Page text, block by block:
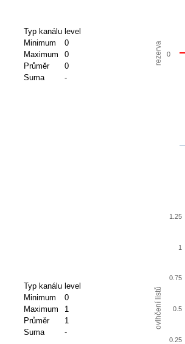
Typ kanálu level
Minimum
0
Maximum
0
Průměr
0
Suma
-
rezerva 0
Typ kanálu level
Minimum
0
Maximum
1
Průměr
1
Suma
-
ovlhčení listů
0.25
0.5
0.75
1
1.25